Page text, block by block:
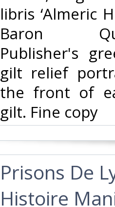
libris ‘Almeric
Baron
Publisher's
gilt relief
the front of
gilt. Fine copy‎
‎Prisons De
Histoire